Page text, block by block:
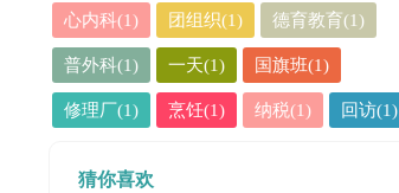
心内科(1) 团组织(1) 德育教育(1)
普外科(1) 一天(1) 国旗班(1)
修理厂(1) 烹饪(1) 纳税(1) 回访(1)
猜你喜欢